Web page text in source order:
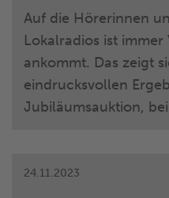
insgesamt erhöht
Millionen Euro
Auf die Hörerinnen
Lokalradios ist
ankommt. Das zeigt
eindrucksvollen
Jubiläumsauktion,
die NRW-Lokalradio-
24.11.2023